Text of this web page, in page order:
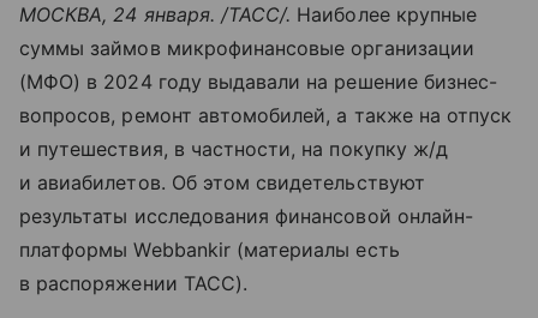
МОСКВА, 24 января. /ТАСС/. Наиболее крупные
суммы займов микрофинансовые организации
(МФО) в 2024 году выдавали на решение бизнес-
вопросов, ремонт автомобилей, а также на отпуск
и путешествия, в частности, на покупку ж/д
и авиабилетов. Об этом свидетельствуют
результаты исследования финансовой онлайн-
платформы Webbankir (материалы есть
в распоряжении ТАСС).